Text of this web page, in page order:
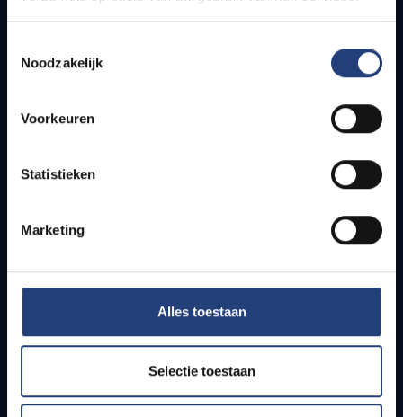
Noodzakelijk
Voorkeuren
Statistieken
Marketing
Alles toestaan
Selectie toestaan
Snel naar
Bereikbaarheid
Studenten
PhD-studenten
Leerkrachten en secundaire scholen